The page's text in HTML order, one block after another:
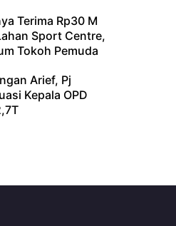
Terima Rp30 M
Sport Centre,
Tokoh Pemuda
Arief, Pj
Kepala OPD